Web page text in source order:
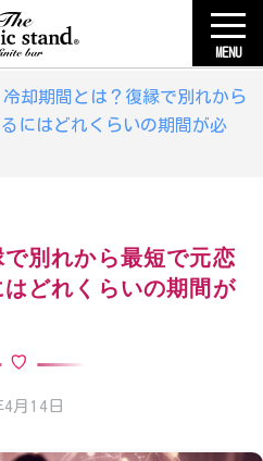
MENU
冷却期間とは？復縁で別れから
にはどれくらいの期間が必
別れから最短で元恋
どれくらいの期間が
月14日